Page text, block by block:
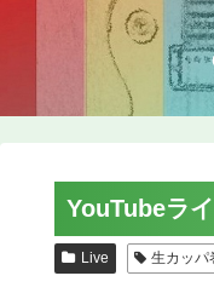
YouTubeラ
Live 生カッパ